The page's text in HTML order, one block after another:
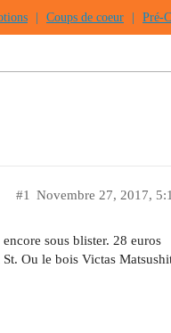
Coups de coeur Pré-
Novembre 27, 2017,
#1
sous blister. 28 euros
Ou le bois Victas